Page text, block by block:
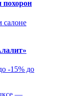
-15% до